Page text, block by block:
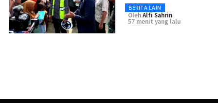
BERITA LAIN
OlehAlfi Sahrin
57 menit yang lalu